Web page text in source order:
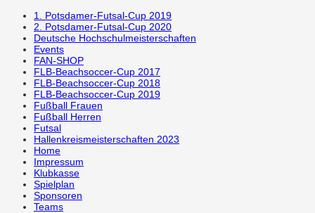
1. Potsdamer-Futsal-Cup 2019
2. Potsdamer-Futsal-Cup 2020
Deutsche Hochschulmeisterschaften
Events
FAN-SHOP
FLB-Beachsoccer-Cup 2017
FLB-Beachsoccer-Cup 2018
FLB-Beachsoccer-Cup 2019
Fußball Frauen
Fußball Herren
Futsal
Hallenkreismeisterschaften 2023
Home
Impressum
Klubkasse
Spielplan
Sponsoren
Teams